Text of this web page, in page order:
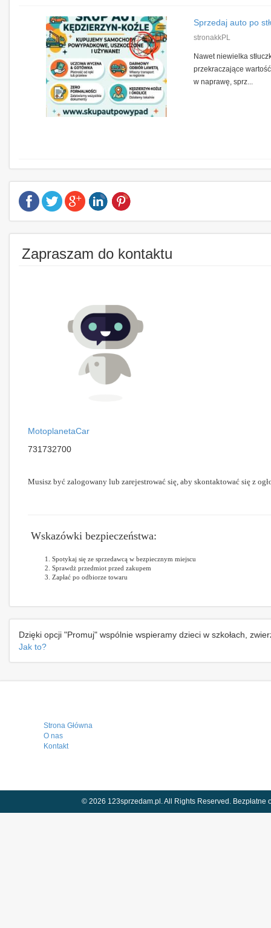
Sprzedaj auto po
stronakkPL
Nawet niewielka
przekraczające
w naprawę, sprz...
Zapraszam do kontaktu
MotoplanetaCar
731732700
Musisz być zalogowany lub zarejestrować się, aby skontaktować się z
Wskazówki bezpieczeństwa:
Spotykaj się ze sprzedawcą w bezpiecznym miejscu
Sprawdż przedmiot przed zakupem
Zapłać po odbiorze towaru
Dzięki opcji "Promuj" wspólnie wspieramy dzieci w szkołach,
Jak to?
Strona Główna
O nas
Kontakt
© 2026 123sprzedam.pl. All Rights Reserved. Bezpłatne